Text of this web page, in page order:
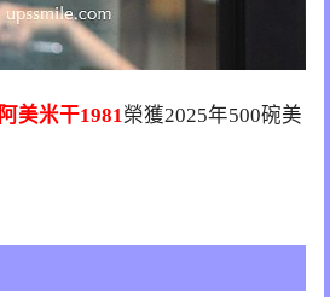
阿美米干1981 榮獲2025年500碗美